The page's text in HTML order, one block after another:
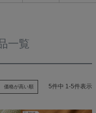
一覧
価格が高い順 5件中 1-5件表示